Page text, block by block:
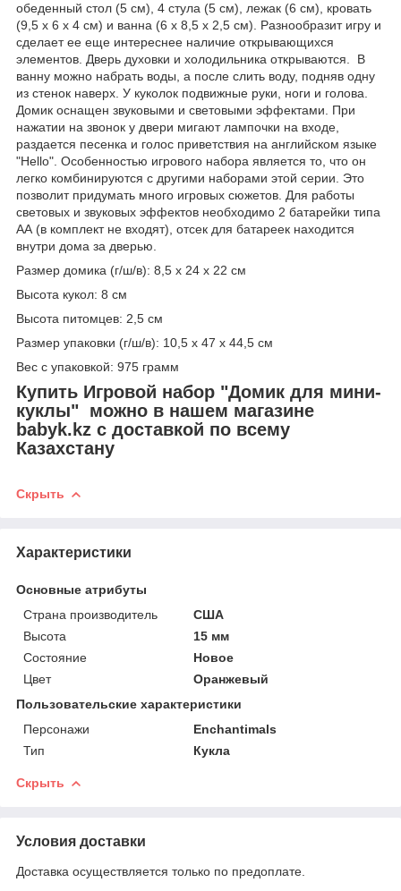
обеденный стол (5 см), 4 стула (5 см), лежак (6 см), кровать
(9,5 х 6 х 4 см) и ванна (6 х 8,5 х 2,5 см). Разнообразит игру и
сделает ее еще интереснее наличие открывающихся
элементов. Дверь духовки и холодильника открываются. В
ванну можно набрать воды, а после слить воду, подняв одну
из стенок наверх. У куколок подвижные руки, ноги и голова.
Домик оснащен звуковыми и световыми эффектами. При
нажатии на звонок у двери мигают лампочки на входе,
раздается песенка и голос приветствия на английском языке
"Hello". Особенностью игрового набора является то, что он
легко комбинируются с другими наборами этой серии. Это
позволит придумать много игровых сюжетов. Для работы
световых и звуковых эффектов необходимо 2 батарейки типа
АА (в комплект не входят), отсек для батареек находится
внутри дома за дверью.
Размер домика (г/ш/в): 8,5 х 24 х 22 см
Высота кукол: 8 см
Высота питомцев: 2,5 см
Размер упаковки (г/ш/в): 10,5 х 47 х 44,5 см
Вес с упаковкой: 975 грамм
Купить Игровой набор "Домик для мини-
куклы" можно в нашем магазине
babyk.kz с доставкой по всему
Казахстану
Скрыть
Характеристики
Основные атрибуты
Страна производитель
США
Высота
15 мм
Состояние
Новое
Цвет
Оранжевый
Пользовательские характеристики
Персонажи
Enchantimals
Тип
Кукла
Скрыть
Условия доставки
Доставка осуществляется только по предоплате.